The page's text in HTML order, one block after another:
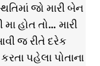
જો મારી બેન
મા હોત તો… મારી
જ રીતે દરેક
પહેલા પોતાના